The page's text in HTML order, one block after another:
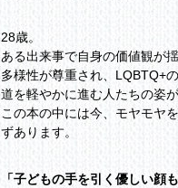
28歳。
ある出来事で自身の価値観が
多様性が尊重され、LQBTQ+
道を軽やかに進む人たちの姿
この本の中には今、モヤモヤ
ずあります。
「子どもの手を引く優しい顔